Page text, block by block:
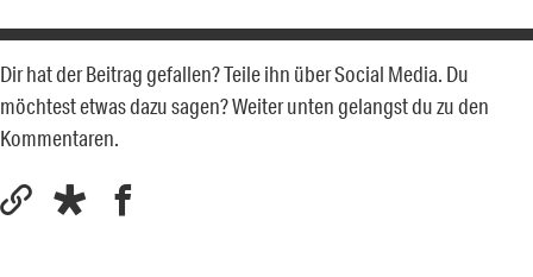
Dir hat der Beitrag gefallen? Teile ihn über Social Media. Du
möchtest etwas dazu sagen? Weiter unten gelangst du zu den
Kommentaren.